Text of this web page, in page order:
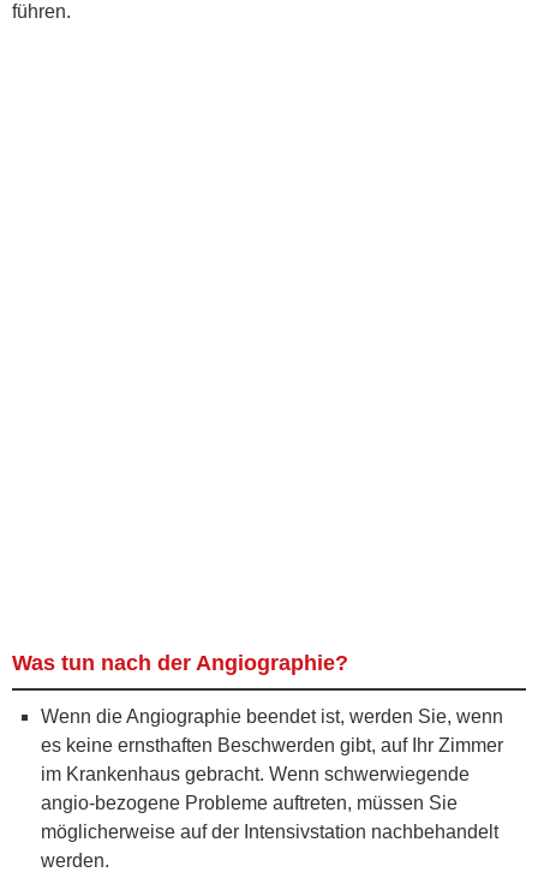
führen.
Was tun nach der Angiographie?
Wenn die Angiographie beendet ist, werden Sie, wenn
es keine ernsthaften Beschwerden gibt, auf Ihr Zimmer
im Krankenhaus gebracht. Wenn schwerwiegende
angio-bezogene Probleme auftreten, müssen Sie
möglicherweise auf der Intensivstation nachbehandelt
werden.